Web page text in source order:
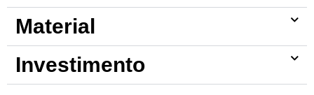
Material
Investimento